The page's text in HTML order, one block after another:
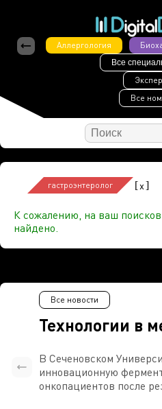
Аллергология
Все
Все
гастроэнтеролог [x]
К сожалению, на ваш
найдено.
Технологии в
Все новости
В Сеченовском
инновационную
онкопациентов после